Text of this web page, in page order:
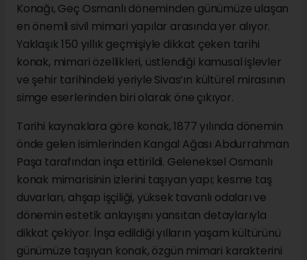
Konağı, Geç Osmanlı döneminden günümüze ulaşan
en önemli sivil mimari yapılar arasında yer alıyor.
Yaklaşık 150 yıllık geçmişiyle dikkat çeken tarihi
konak, mimari özellikleri, üstlendiği kamusal işlevler
ve şehir tarihindeki yeriyle Sivas’ın kültürel mirasının
simge eserlerinden biri olarak öne çıkıyor.
Tarihi kaynaklara göre konak, 1877 yılında dönemin
önde gelen isimlerinden Kangal Ağası Abdurrahman
Paşa tarafından inşa ettirildi. Geleneksel Osmanlı
konak mimarisinin izlerini taşıyan yapı; kesme taş
duvarları, ahşap işçiliği, yüksek tavanlı odaları ve
dönemin estetik anlayışını yansıtan detaylarıyla
dikkat çekiyor. İnşa edildiği yılların yaşam kültürünü
günümüze taşıyan konak, özgün mimari karakterini